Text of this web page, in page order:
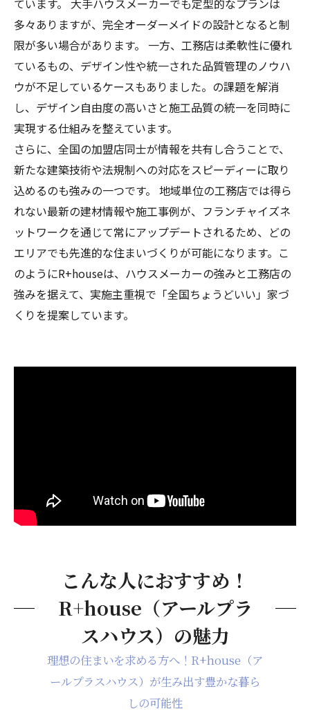
ています。 大手ハウスメーカーでも定型的なプランは
多々ありますが、完全オーダーメイドの設計となると制
限が多い場合があります。 一方、工務店は柔軟性に優れ
ているもの、デザイン性や統一された品質管理のノウハ
ウが不足しているケースもありました。の課題を解消
し、デザイン自由度の高いさと施工品質の統一を同時に
実現する仕組みを整えています。
さらに、全国の加盟店同士が情報を共有し合うことで、
新たな建築技術や法規制への対応をスピーディーに取り
込めるのも強みの一つです。 地域単位の工務店では得ら
れない最新の建材情報や施工事例が、フランチャイズネ
ットワークを通じて常にアップデートされるため、どの
エリアでも先進的な住まいづくりが可能になります。こ
のようにR+houseは、ハウスメーカーの強みと工務店の
強みを据えて、実施主重視で「全国ちょうどいい」家づ
くりを提案しています。
こんな人におすすめ！
R+house（アールプラ
スハウス）の魅力
理想の住まいを求める方へ！R+house（ア
ールプラスハウス）が生み出す豊かな暮ら
しの可能性